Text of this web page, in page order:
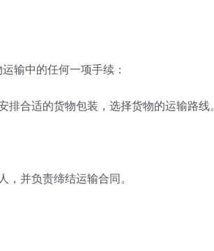
输中的任何一项手续：
排合适的货物包装，选择货物的运输路线。
，并负责缔结运输合同。